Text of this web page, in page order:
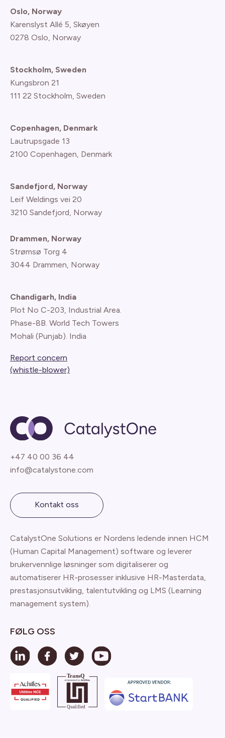
Oslo, Norway
Karenslyst Allé 5, Skøyen
0278 Oslo, Norway
Stockholm, Sweden
Kungsbron 21
111 22 Stockholm, Sweden
Copenhagen, Denmark
Lautrupsgade 13
2100 Copenhagen, Denmark
Sandefjord, Norway
Leif Weldings vei 20
3210 Sandefjord, Norway
Drammen, Norway
Strømsø Torg 4
3044 Drammen, Norway
Chandigarh, India
Plot No C-203, Industrial Area.
Phase-8B. World Tech Towers
Mohali (Punjab). India
Report concern
(whistle-blower)
+47 40 00 36 44
info@catalystone.com
Kontakt oss
CatalystOne Solutions er Nordens ledende innen HCM
(Human Capital Management) software og leverer
brukervennlige løsninger som digitaliserer og
automatiserer HR-prosesser inklusive HR-Masterdata,
prestasjonsutvikling, talentutvikling og LMS (Learning
management system).
FØLG OSS